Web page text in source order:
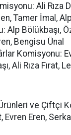
Ali Rıza
Tamer İmal,
Alp Bölükbaşı,
Bengisu Ünal
Komisyonu:
Ali Rıza Fırat,
Ürünleri ve Çiftçi
Evren Eren,